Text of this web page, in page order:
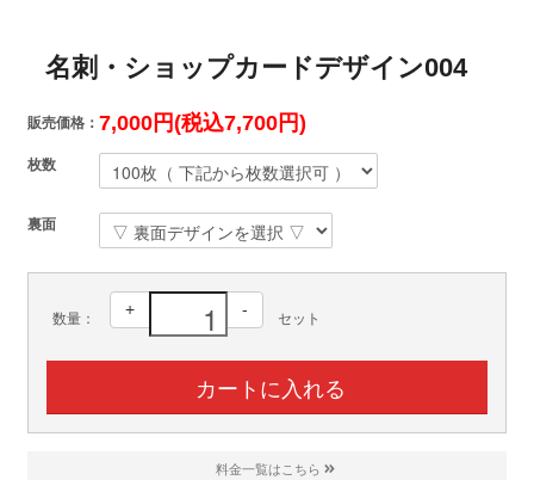
名刺・ショップカードデザイン004
販売価格： 7,000円(税込7,700円)
枚数
裏面
数量：
+ -
セット
料金一覧はこちら